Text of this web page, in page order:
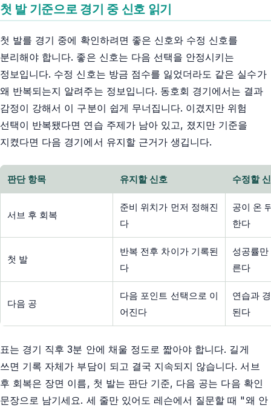
첫 발 기준으로 경기 중 신호 읽기
첫 발를 경기 중에 확인하려면 좋은 신호와 수정 신호를
분리해야 합니다. 좋은 신호는 다음 선택을 안정시키는
정보입니다. 수정 신호는 방금 점수를 잃었더라도 같은 실수가
왜 반복되는지 알려주는 정보입니다. 동호회 경기에서는 결과
감정이 강해서 이 구분이 쉽게 무너집니다. 이겼지만 위험
선택이 반복됐다면 연습 주제가 남아 있고, 졌지만 기준을
지켰다면 다음 경기에서 유지할 근거가 생깁니다.
판단 항목 유지할 신호 수정할
서브 후 회복
준비 위치가 먼저 정해진
다
공이 온
한다
첫 발
반복 전후 차이가 기록된
다
성공률
른다
다음 공
다음 포인트 선택으로 이
어진다
연습과
된다
표는 경기 직후 3분 안에 채울 정도로 짧아야 합니다. 길게
쓰면 기록 자체가 부담이 되고 결국 지속되지 않습니다. 서브
후 회복은 장면 이름, 첫 발는 판단 기준, 다음 공는 다음 확인
문장으로 남기세요. 세 줄만 있어도 레슨에서 질문할 때 "왜 안